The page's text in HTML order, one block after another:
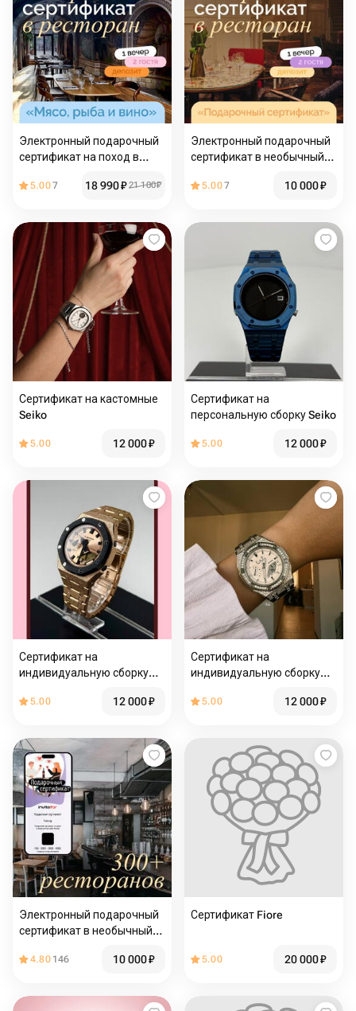
Электронный подарочный
сертификат на поход в
вино"
5.007 18 990₽ 21 100₽
Электронный подарочный
сертификат в необычный
5.007 10 000₽
Сертификат на кастомные
Seiko
5.00 12 000₽
Сертификат на
персональную сборку Seiko
5.00 12 000₽
Сертификат на
индивидуальную сборку
5.00 12 000₽
Сертификат на
индивидуальную сборку
5.00 12 000₽
Электронный подарочный
сертификат в необычный
4.80 146 10 000₽
Сертификат Fiore
5.00 20 000₽